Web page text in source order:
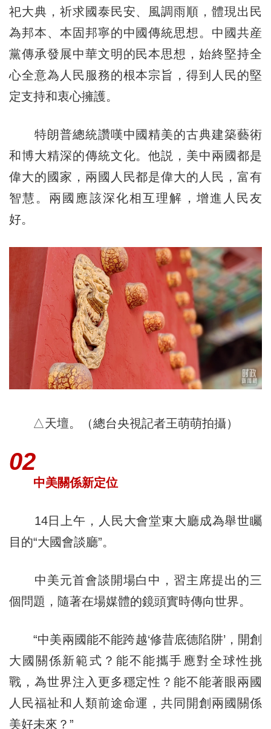
祀大典，祈求國泰民安、風調雨順，體現出民
為邦本、本固邦寧的中國傳統思想。中國共産
黨傳承發展中華文明的民本思想，始終堅持全
心全意為人民服務的根本宗旨，得到人民的堅
定支持和衷心擁護。
特朗普總統讚嘆中國精美的古典建築藝術
和博大精深的傳統文化。他説，美中兩國都是
偉大的國家，兩國人民都是偉大的人民，富有
智慧。兩國應該深化相互理解，增進人民友
好。
△天壇。（總台央視記者王萌萌拍攝）
02
中美關係新定位
14日上午，人民大會堂東大廳成為舉世矚
目的“大國會談廳”。
中美元首會談開場白中，習主席提出的三
個問題，隨著在場媒體的鏡頭實時傳向世界。
“中美兩國能不能跨越‘修昔底德陷阱’，開創
大國關係新範式？能不能攜手應對全球性挑
戰，為世界注入更多穩定性？能不能著眼兩國
人民福祉和人類前途命運，共同開創兩國關係
美好未來？”